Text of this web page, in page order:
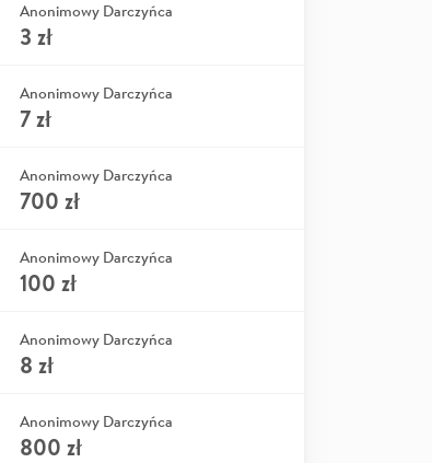
Anonimowy Darczyńca
3 zł
Anonimowy Darczyńca
7zł
Anonimowy Darczyńca
700 zł
Anonimowy Darczyńca
100 zł
Anonimowy Darczyńca
8 zł
Anonimowy Darczyńca
800 zł